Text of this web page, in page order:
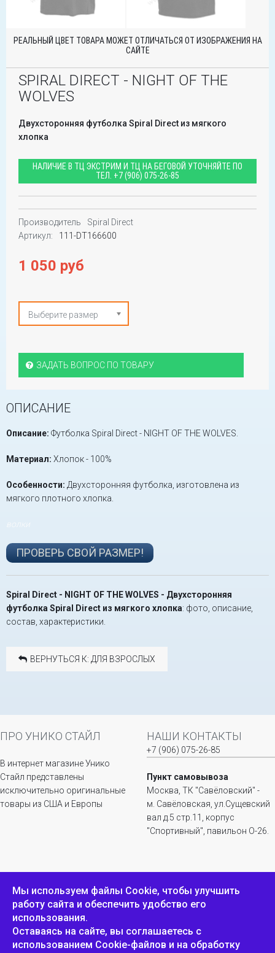
РЕАЛЬНЫЙ ЦВЕТ ТОВАРА МОЖЕТ ОТЛИЧАТЬСЯ ОТ ИЗОБРАЖЕНИЯ НА
САЙТЕ
SPIRAL DIRECT - NIGHT OF THE
WOLVES
Двухсторонняя футболка Spiral Direct из мягкого
хлопка
НАЛИЧИЕ В ТЦ ЭКСТРИМ И ТЦ НА БЕГОВОЙ УТОЧНЯЙТЕ ПО
ТЕЛ. +7 (906) 075-26-85
Производитель
Spiral Direct
Артикул:
111-DT166600
1 050 руб
Выберите размер
ЗАДАТЬ ВОПРОС ПО ТОВАРУ
ОПИСАНИЕ
Описание: Футболка Spiral Direct - NIGHT OF THE WOLVES.
Материал: Хлопок - 100%
Особенности: Двухсторонняя футболка, изготовлена из
мягкого плотного хлопка.
волки
ПРОВЕРЬ СВОЙ РАЗМЕР!
Spiral Direct - NIGHT OF THE WOLVES - Двухсторонняя
футболка Spiral Direct из мягкого хлопка: фото, описание,
состав, характеристики.
ВЕРНУТЬСЯ К: ДЛЯ ВЗРОСЛЫХ
ПРО УНИКО СТАЙЛ
В интернет магазине Унико
Стайл представлены
исключительно оригинальные
товары из США и Европы
НАШИ КОНТАКТЫ
+7 (906) 075-26-85
Пункт самовывоза
Москва, ТК "Савёловский" -
м. Савёловская, ул.Сущевский
вал д.5 стр.11, корпус
"Спортивный", павильон О-26.
ИНФОРМАЦИЯ
Положение о
конфиденциальности и
защите персональных
данных
ОБРАТНАЯ СВЯЗЬ
Пожаловаться
Мы используем файлы Сookie, чтобы улучшить
работу сайта и обеспечить удобство его
использования.
Оставаясь на сайте, вы соглашаетесь с
использованием Cookie-файлов и на обработку